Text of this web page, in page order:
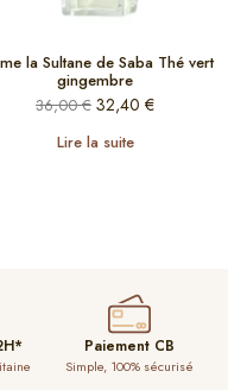
la Sultane de Saba Thé vert
gingembre
36,00€ 32,40 €
Lire la suite
Paiement CB
Simple, 100% sécurisé